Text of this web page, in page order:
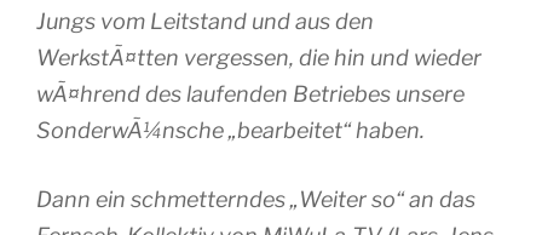
Jungs vom Leitstand und aus den
WerkstÃ¤tten vergessen, die hin und wieder
wÃ¤hrend des laufenden Betriebes unsere
SonderwÃ¼nsche „bearbeitet“ haben.
Dann ein schmetterndes „Weiter so“ an das